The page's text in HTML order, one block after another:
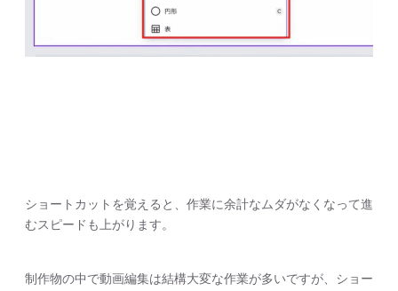
ショートカットを覚えると、作業に余計なムダがなくなって進
むスピードも上がります。
制作物の中で動画編集は結構大変な作業が多いですが、ショー